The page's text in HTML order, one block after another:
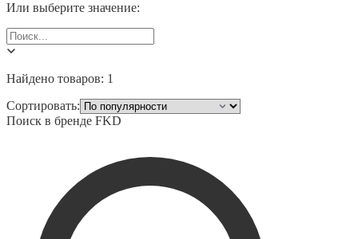
Или выберите значение:
Найдено товаров: 1
Сортировать:
Поиск в бренде FKD